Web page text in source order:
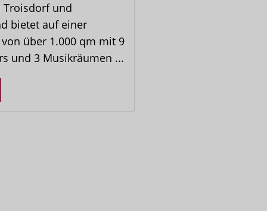
Troisdorf und
bietet auf einer
über 1.000 qm mit 9
und 3 Musikräumen ...